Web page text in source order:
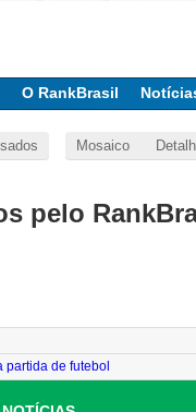
O RankBrasil
Mosaico
pelo
partida de futebol